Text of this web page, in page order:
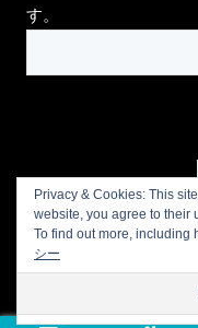
す。
プライバシーポリシ
お問い合わせ
© 2016 aromalifeCocoro
Privacy & Cookies: This
website, you agree to their
To find out more, including
シー